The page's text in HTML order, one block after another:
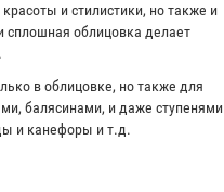
и стилистики, но также и
сплошная облицовка делает
в облицовке, но также для
балясинами, и даже ступенями
и канефоры и т.д.